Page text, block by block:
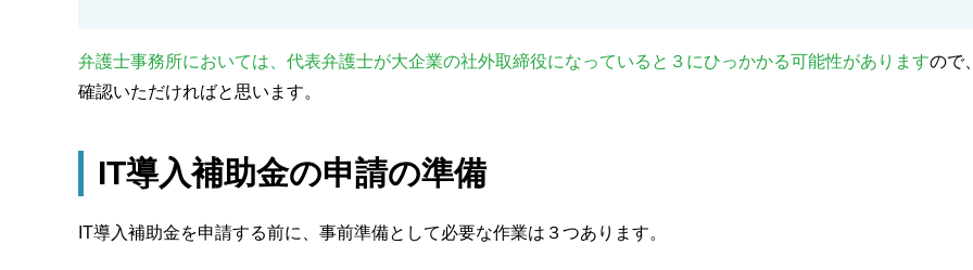
弁護士事務所においては、代表弁護士が大企業の社外取締役になっていると３にひっかかる可能性がありますので
確認いただければと思います。
IT導入補助金の申請の準備
IT導入補助金を申請する前に、事前準備として必要な作業は３つあります。